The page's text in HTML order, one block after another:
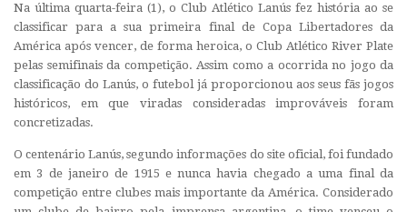
Na última quarta-feira (1), o Club Atlético Lanús fez história ao se
classificar para a sua primeira final de Copa Libertadores da
América após vencer, de forma heroica, o Club Atlético River Plate
pelas semifinais da competição. Assim como a ocorrida no jogo da
classificação do Lanús, o futebol já proporcionou aos seus fãs jogos
históricos, em que viradas consideradas improváveis foram
concretizadas.
O centenário Lanús, segundo informações do site oficial, foi fundado
em 3 de janeiro de 1915 e nunca havia chegado a uma final da
competição entre clubes mais importante da América. Considerado